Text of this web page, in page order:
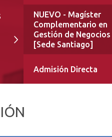
NUEVO - Magíster
Complementario en
Gestión de Negocios
[Sede Santiago]
Admisión Directa